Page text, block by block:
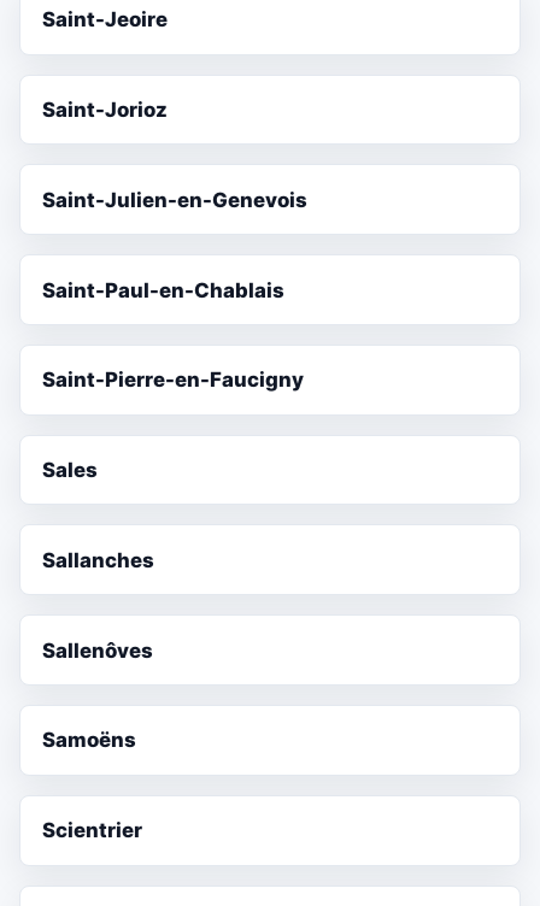
Saint-Jeoire
Saint-Jorioz
Saint-Julien-en-Genevois
Saint-Paul-en-Chablais
Saint-Pierre-en-Faucigny
Sales
Sallanches
Sallenôves
Samoëns
Scientrier